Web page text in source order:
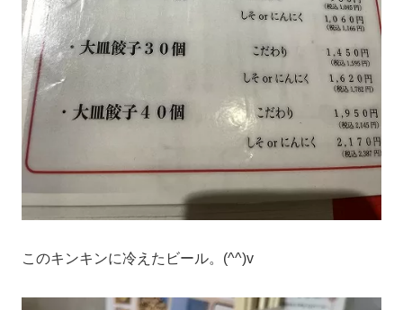
このキンキンに冷えたビール。(^^)v